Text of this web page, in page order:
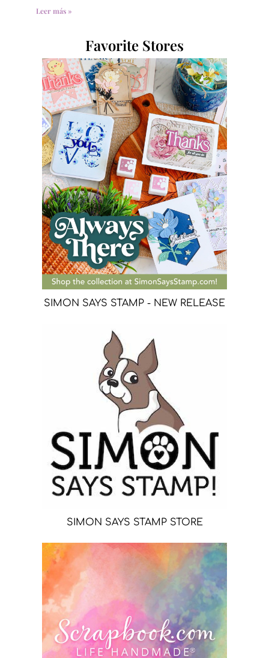
Leer más »
Favorite Stores
SIMON SAYS STAMP - NEW RELEASE
SIMON SAYS STAMP STORE